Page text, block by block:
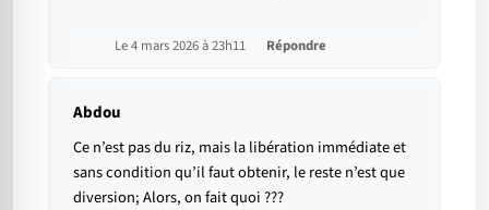
Le 4 mars 2026 à 23h11 Répondre
Abdou
Ce n’est pas du riz, mais la libération immédiate et
sans condition qu’il faut obtenir, le reste n’est que
diversion; Alors, on fait quoi ???